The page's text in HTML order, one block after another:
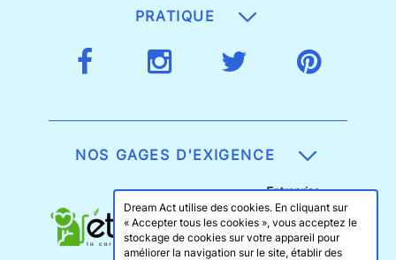
PRATIQUE
NOS GAGES D'EXIGENCE
Dream Act utilise des cookies. En cliquant sur
« Accepter tous les cookies », vous acceptez le
stockage de cookies sur votre appareil pour
améliorer la navigation sur le site, établir des